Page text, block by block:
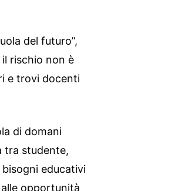
del futuro”,
rischio non è
e trovi docenti
di domani
tra studente,
educativi
opportunità